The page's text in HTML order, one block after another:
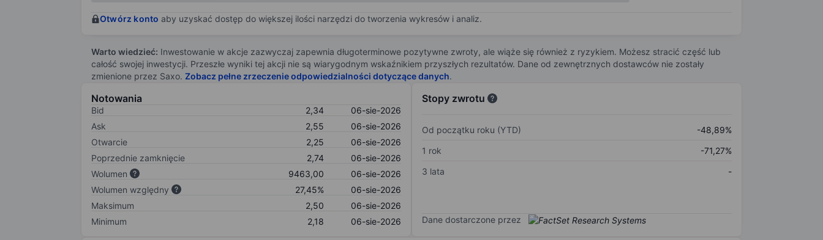
Otwórz konto aby uzyskać dostęp do większej ilości narzędzi do tworzenia wykresów i analiz.
Warto wiedzieć: Inwestowanie w akcje zazwyczaj zapewnia długoterminowe pozytywne zwroty, ale wiąże się również z ryzykiem. Możesz stracić część lub
całość swojej inwestycji. Przeszłe wyniki tej akcji nie są wiarygodnym wskaźnikiem przyszłych rezultatów. Dane od zewnętrznych dostawców nie zostały
zmienione przez Saxo. Zobacz pełne zrzeczenie odpowiedzialności dotyczące danych.
Notowania
Bid 2,34
06-sie-2026
Ask
2,55
06-sie-2026
Otwarcie
2,25
06-sie-2026
Poprzednie zamknięcie
2,74
06-sie-2026
Wolumen
9463,00
06-sie-2026
Wolumen względny
27,45%
06-sie-2026
Maksimum
2,50
06-sie-2026
Minimum
2,18 06-sie-2026
Stopy zwrotu
Od początku roku (YTD)
-48,89%
1 rok
-71,27%
3 lata
-
Dane dostarczone przez